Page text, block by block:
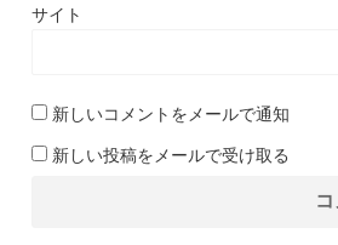
サイト
新しいコメントをメールで通知
新しい投稿をメールで受け取る